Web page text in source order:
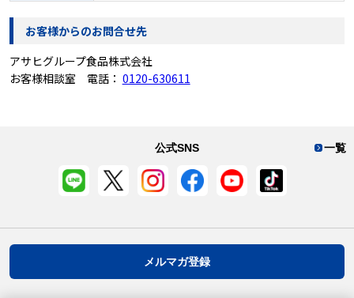
お客様からのお問合せ先
アサヒグループ食品株式会社
お客様相談室 電話： 0120-630611
一覧
公式SNS
メルマガ登録